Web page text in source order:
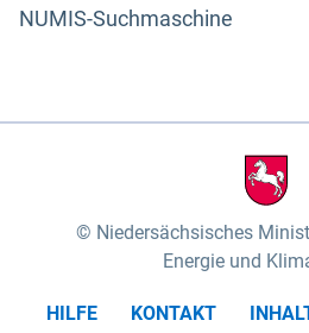
NUMIS-Suchmaschine
Niedersächsisches
Energie und
HILFE KONTAKT